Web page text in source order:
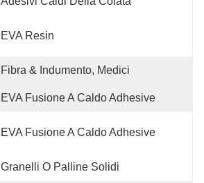
EVA Resin
Fibra & Indumento, Medici
EVA Fusione A Caldo Adhesive
EVA Fusione A Caldo Adhesive
Granelli O Palline Solidi